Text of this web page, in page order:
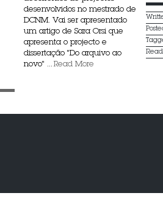
desenvolvidos no mestrado de
DCNM. Vai ser apresentado
um artigo de Sara Orsi que
apresenta o projecto e
dissertação "Do arquivo ao
novo" ... Read More